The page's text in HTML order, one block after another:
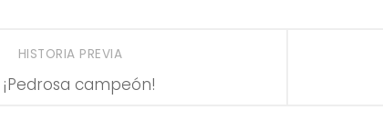
HISTORIA PREVIA
¡Pedrosa campeón!